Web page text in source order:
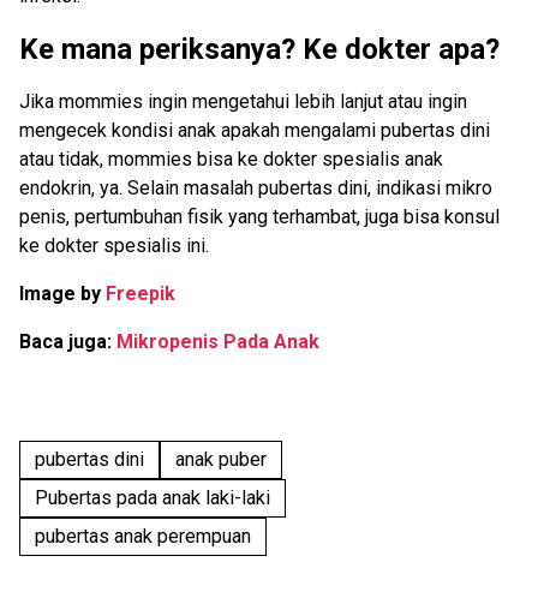
Ke mana periksanya? Ke dokter apa?
Jika mommies ingin mengetahui lebih lanjut atau ingin
mengecek kondisi anak apakah mengalami pubertas dini
atau tidak, mommies bisa ke dokter spesialis anak
endokrin, ya. Selain masalah pubertas dini, indikasi mikro
penis, pertumbuhan fisik yang terhambat, juga bisa konsul
ke dokter spesialis ini.
Image by Freepik
Baca juga: Mikropenis Pada Anak
pubertas dini
anak puber
Pubertas pada anak laki-laki
pubertas anak perempuan